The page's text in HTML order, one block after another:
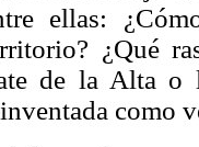
ellas:
¿Qué
de la Alta o
como